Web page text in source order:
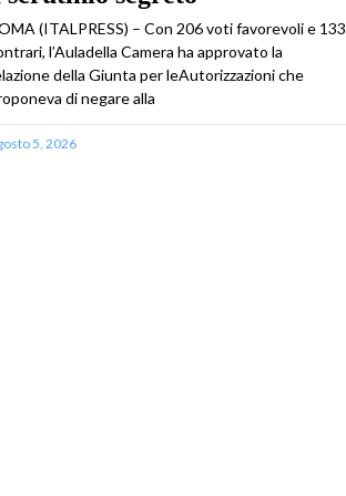
(ITALPRESS) – Con 206 voti favorevoli e 133
l’Auladella Camera ha approvato la
della Giunta per leAutorizzazioni che
di negare alla
5, 2026